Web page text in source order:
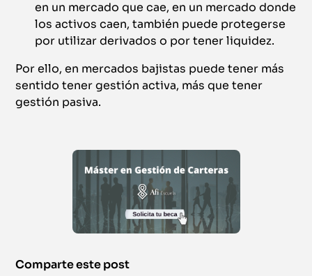
en un mercado que cae, en un mercado donde
los activos caen, también puede protegerse
por utilizar derivados o por tener liquidez.
Por ello, en mercados bajistas puede tener más
sentido tener gestión activa, más que tener
gestión pasiva.
Comparte este post